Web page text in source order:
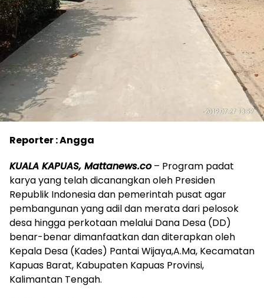
Reporter : Angga
KUALA KAPUAS, Mattanews.co– Program padat
karya yang telah dicanangkan oleh Presiden
Republik Indonesia dan pemerintah pusat agar
pembangunan yang adil dan merata dari pelosok
desa hingga perkotaan melalui Dana Desa (DD)
benar-benar dimanfaatkan dan diterapkan oleh
Kepala Desa (Kades) Pantai Wijaya,A.Ma, Kecamatan
Kapuas Barat, Kabupaten Kapuas Provinsi,
Kalimantan Tengah.